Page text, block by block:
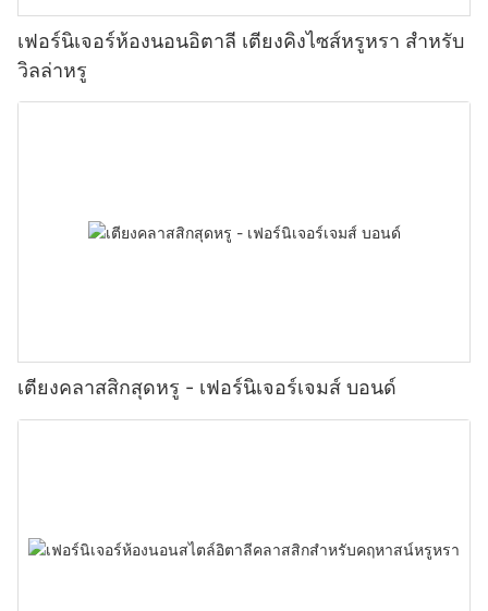
เฟอร์นิเจอร์ห้องนอนอิตาลี เตียงคิงไซส์หรูหรา สำหรับ
วิลล่าหรู
เตียงคลาสสิกสุดหรู - เฟอร์นิเจอร์เจมส์ บอนด์